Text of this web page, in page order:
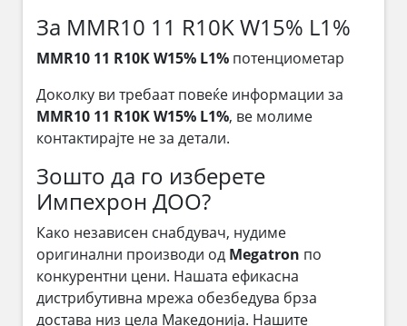
За MMR10 11 R10K W15% L1%
MMR10 11 R10K W15% L1% потенциометар
Доколку ви требаат повеќе информации за
MMR10 11 R10K W15% L1%, ве молиме
контактирајте не за детали.
Зошто да го изберете
Импехрон ДОО?
Како независен снабдувач, нудиме
оригинални производи од Megatron по
конкурентни цени. Нашата ефикасна
дистрибутивна мрежа обезбедува брза
достава низ цела Македонија. Нашите